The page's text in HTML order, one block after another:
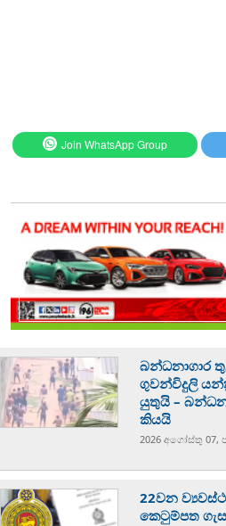
Join WhatsApp Group
බන්ධනාගාර
ගුවන්විදුලි
යුතුයි –
කියයි
2026 අගෝස්‍තු 07,
22වන
කෙටුම්පත